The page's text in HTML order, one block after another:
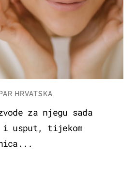
HRVATSKA
za njegu sada
i usput, tijekom